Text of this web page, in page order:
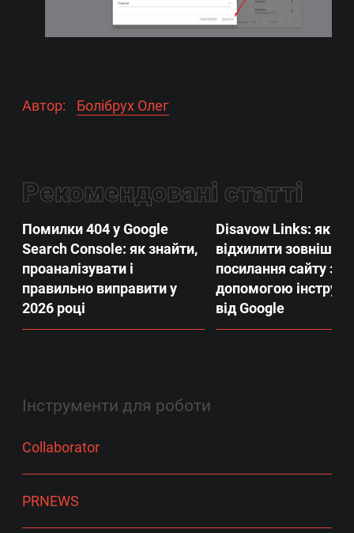
Автор: Болібрух Олег
Рекомендовані статті
Помилки 404 у Google
Search Console: як знайти,
проаналізувати і
правильно виправити у
2026 році
Disavow Links: як
відхилити зовнішні
посилання сайту за
допомогою
від Google
Інструменти для роботи
Collaborator
PRNEWS